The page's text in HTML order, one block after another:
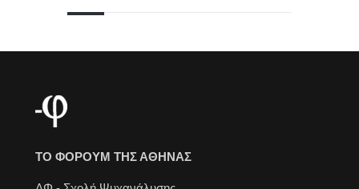
ΤΟ ΦΟΡΟΥΜ ΤΗΣ ΑΘΗΝΑΣ